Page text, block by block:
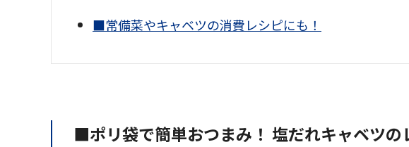
■常備菜やキャベツの消費レシピにも！
■ポリ袋で簡単おつまみ！ 塩だれキャベツの